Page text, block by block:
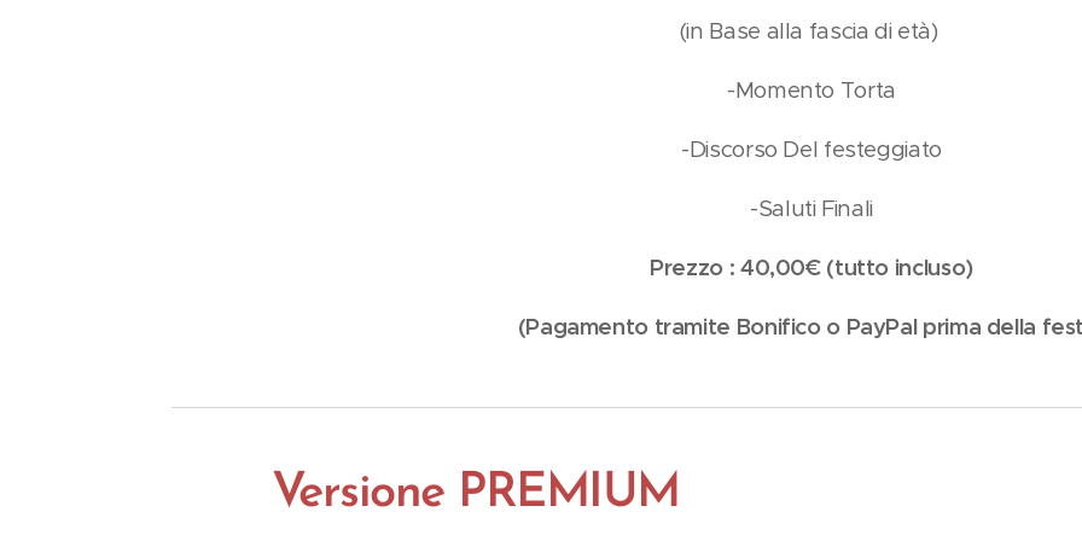
(in Base alla fascia di età)
-Momento Torta
-Discorso Del festeggiato
-Saluti Finali
Prezzo : 40,00€ (tutto incluso)
(Pagamento tramite Bonifico o PayPal prima della
Versione PREMIUM